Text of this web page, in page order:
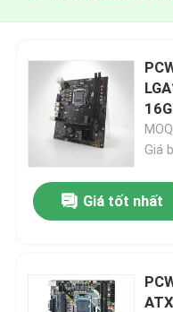
Giá
Giá tốt nhất